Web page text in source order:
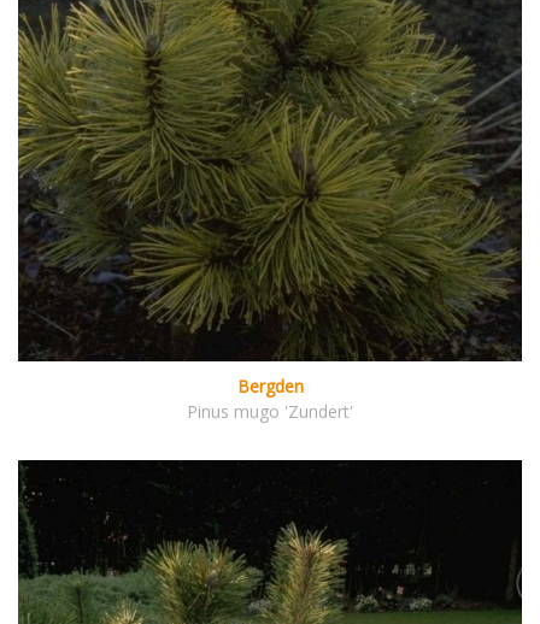
Bergden
Pinus mugo 'Zundert'